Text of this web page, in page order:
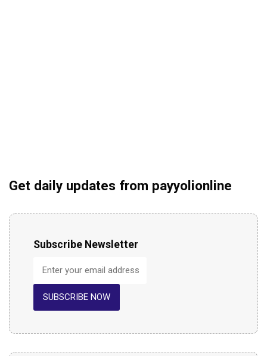
Get daily updates from payyolionline
Subscribe Newsletter
SUBSCRIBE NOW